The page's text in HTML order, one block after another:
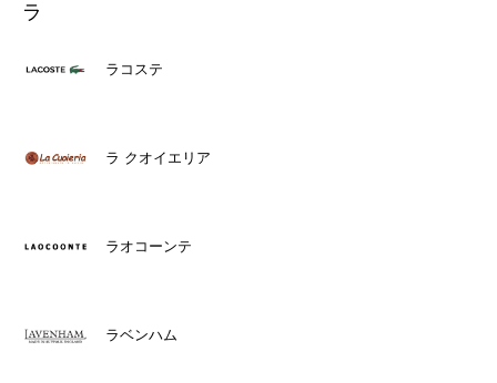
ラ
ラコステ
ラ クオイエリア
ラオコーンテ
ラベンハム